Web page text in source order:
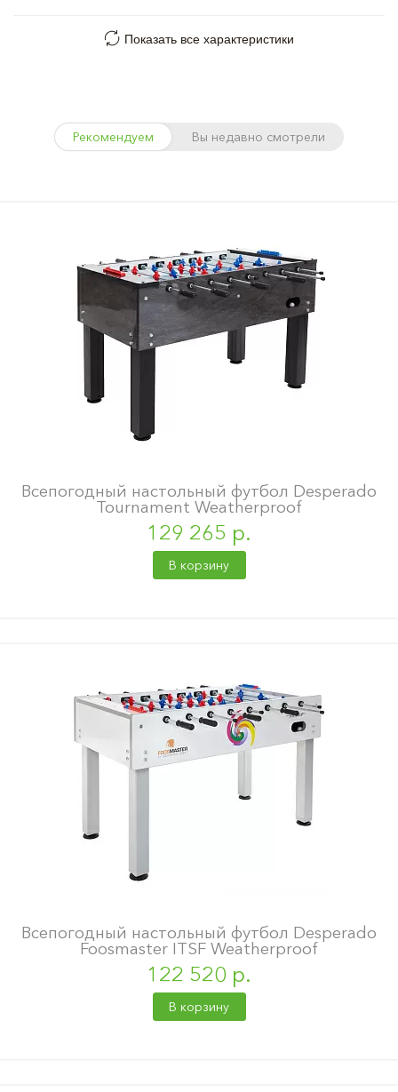
Показать все характеристики
Рекомендуем Вы недавно смотрели
Всепогодный настольный футбол Desperado
Tournament Weatherproof
129 265 р.
В корзину
Всепогодный настольный футбол Desperado
Foosmaster ITSF Weatherproof
122 520 р.
В корзину